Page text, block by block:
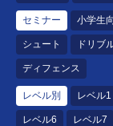
セミナー 小学生
シュート ドリブ
ディフェンス
レベル別 レベル1
レベル6 レベル7